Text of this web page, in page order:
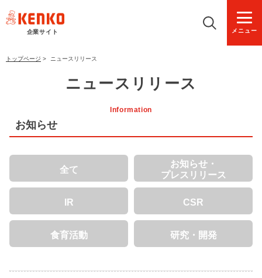
企業サイト メニュー
トップページ > ニュースリリース
ニュースリリース
Information
お知らせ
全て
お知らせ・
プレスリリース
IR CSR
食育活動 研究・開発